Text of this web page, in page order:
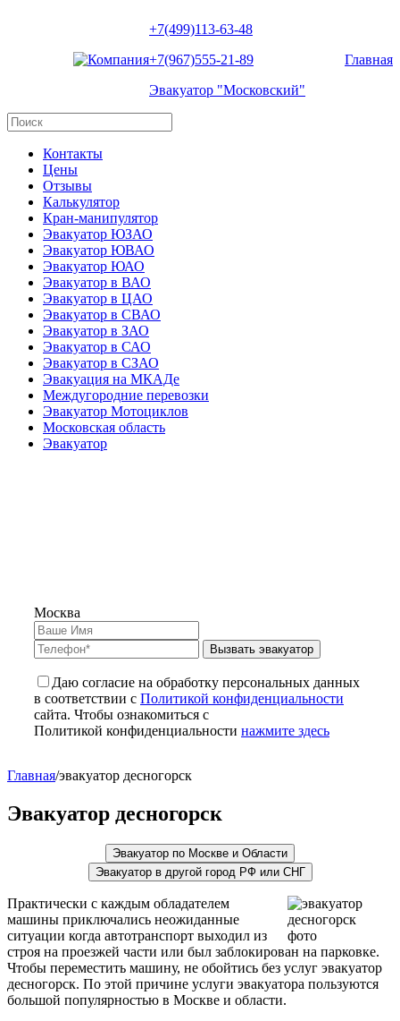
+7(499)113-63-48
+7(967)555-21-89
Эвакуатор "Московский"
Главная
Контакты
Цены
Отзывы
Калькулятор
Кран-манипулятор
Эвакуатор ЮЗАО
Эвакуатор ЮВАО
Эвакуатор ЮАО
Эвакуатор в ВАО
Эвакуатор в ЦАО
Эвакуатор в СВАО
Эвакуатор в ЗАО
Эвакуатор в САО
Эвакуатор в СЗАО
Эвакуация на МКАДе
Междугородние перевозки
Эвакуатор Мотоциклов
Московская область
Эвакуатор
Москва
Вызвать эвакуатор
Даю согласие на обработку персональных данных
в соответствии с Политикой конфиденциальности
сайта. Чтобы ознакомиться с
Политикой конфиденциальности нажмите здесь
Главная/эвакуатор десногорск
Эвакуатор десногорск
Эвакуатор по Москве и Области
Эвакуатор в другой город РФ или СНГ
Практически с каждым обладателем
машины приключались неожиданные
ситуации когда автотранспорт выходил из
строя на проезжей части или был заблокирован на парковке.
Чтобы переместить машину, не обойтись без услуг эвакуатор
десногорск. По этой причине услуги эвакуатора пользуются
большой популярностью в Москве и области.